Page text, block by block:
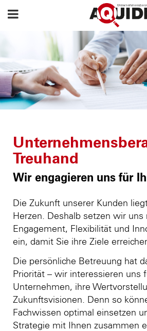
Treuhand
Wir engagieren uns für
Die Zukunft unserer Kunden
Herzen. Deshalb setzen wir uns
Engagement, Flexibilität und
ein, damit Sie ihre Ziele
Die persönliche Betreuung hat
Priorität – wir interessieren uns
Unternehmen, ihre
Zukunftsvisionen. Denn so
Fachwissen optimal einsetzen
Strategie mit Ihnen zusammen